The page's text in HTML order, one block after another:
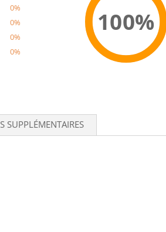
0%
0%
0%
0%
100%
SUPPLÉMENTAIRES